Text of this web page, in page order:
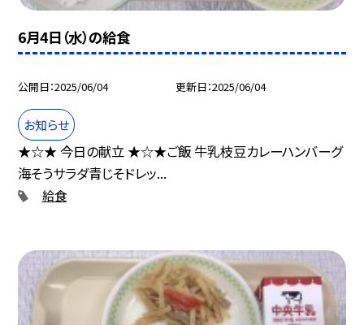
6月4日（水）の給食
公開日 2025/06/04 更新日 2025/06/04
お知らせ
★☆★ 今日の献立 ★☆★ご飯 牛乳枝豆カレーハンバーグ
海そうサラダ青じそドレッ...
給食